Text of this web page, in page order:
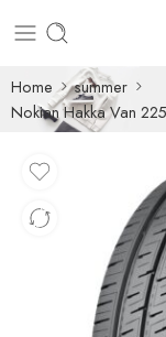
Home
summer
Nokian Hakka Van